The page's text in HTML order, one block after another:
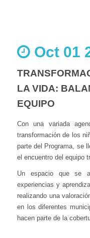
Oct 01
LA VIDA:
EQUIPO
Con una variada
transformación de los
parte del Programa, se
el encuentro del equipo
Un espacio que se
experiencias y
realizando una
en los diferentes
hacen parte de la